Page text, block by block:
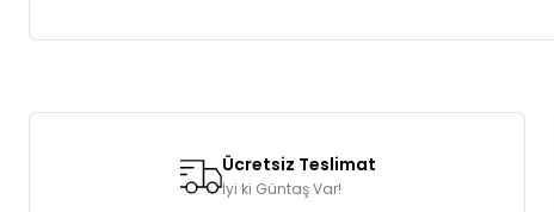
Ürün resmi kalitesiz, bozuk veya görüntülenemiyor.
Ürün açıklamasında eksik bilgiler bulunuyor.
Ücretsiz Teslimat
İyi ki Güntaş Var!